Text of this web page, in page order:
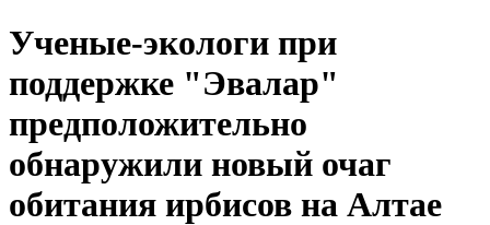
Ученые-экологи при
поддержке "Эвалар"
предположительно
обнаружили новый очаг
обитания ирбисов на Алтае